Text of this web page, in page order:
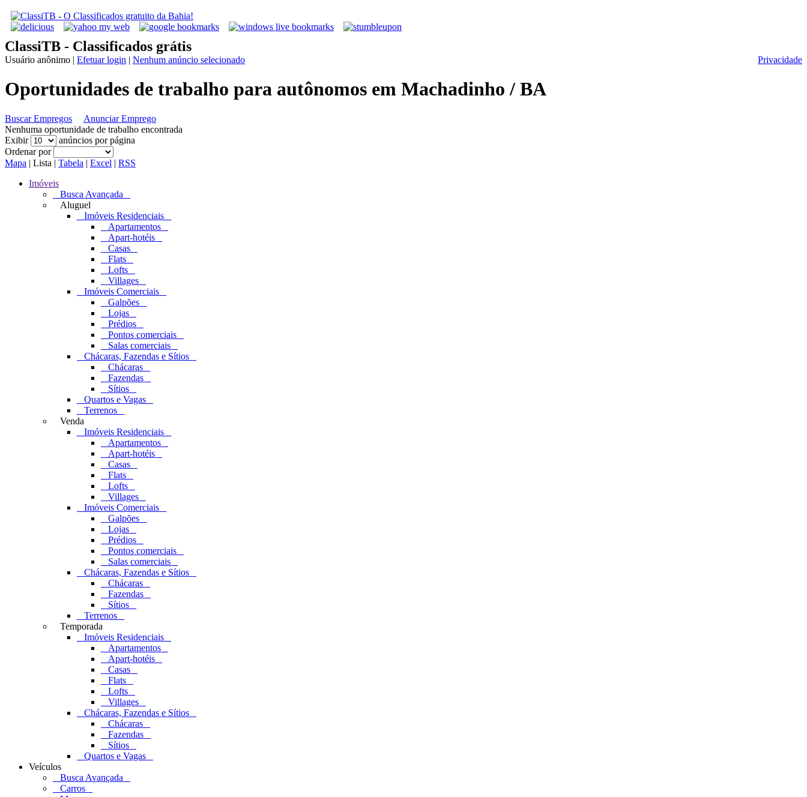
ClassiTB - Classificados grátis
Privacidade
Usuário anônimo | Efetuar login | Nenhum anúncio selecionado
Oportunidades de trabalho para autônomos em Machadinho / BA
Buscar Empregos
Anunciar Emprego
Nenhuma oportunidade de trabalho encontrada
Exibir
anúncios por página
Ordenar por
Mapa | Lista | Tabela | Excel | RSS
Imóveis
Busca Avançada
Aluguel
Imóveis Residenciais
Apartamentos
Apart-hotéis
Casas
Flats
Lofts
Villages
Imóveis Comerciais
Galpões
Lojas
Prédios
Pontos comerciais
Salas comerciais
Chácaras, Fazendas e Sítios
Chácaras
Fazendas
Sítios
Quartos e Vagas
Terrenos
Venda
Imóveis Residenciais
Apartamentos
Apart-hotéis
Casas
Flats
Lofts
Villages
Imóveis Comerciais
Galpões
Lojas
Prédios
Pontos comerciais
Salas comerciais
Chácaras, Fazendas e Sítios
Chácaras
Fazendas
Sítios
Terrenos
Temporada
Imóveis Residenciais
Apartamentos
Apart-hotéis
Casas
Flats
Lofts
Villages
Chácaras, Fazendas e Sítios
Chácaras
Fazendas
Sítios
Quartos e Vagas
Veículos
Busca Avançada
Carros